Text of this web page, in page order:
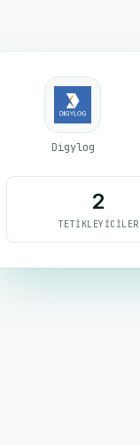
Digylog
2
TETIKLEYICILER